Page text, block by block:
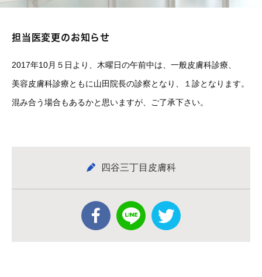
担当医変更のお知らせ
2017年10月５日より、木曜日の午前中は、一般皮膚科診療、
美容皮膚科診療ともに山田院長の診察となり、１診となります。
混み合う場合もあるかと思いますが、ご了承下さい。
四谷三丁目皮膚科